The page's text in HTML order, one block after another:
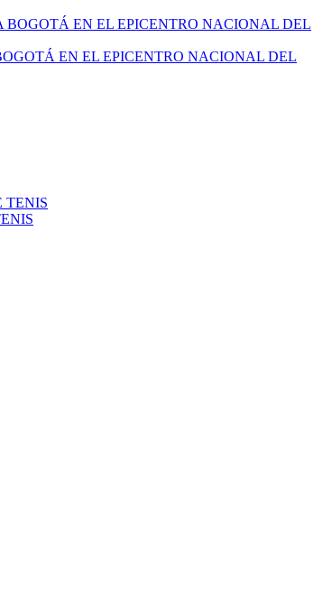
EN EL EPICENTRO NACIONAL DEL